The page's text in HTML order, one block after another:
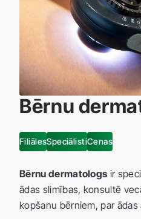
Bērnu
FiliālesSpeciālistiCenas
Bērnu dermatologsir
ādas slimības, konsultē
kopšanu bērniem, par